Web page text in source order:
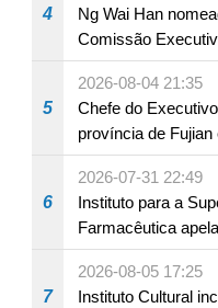
4
Ng Wai Han
Comissão
Aprofundada entre
Hengqin
5
2026-08-04 21:35
Chefe do
província de
em Fuzhou
6
2026-07-31 22:49
Instituto para a
Farmacêutica
produto com
ocidentais
7
2026-08-05 17:25
Instituto Cultural